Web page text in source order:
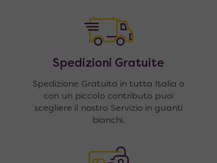
Spedizioni Gratuite
Spedizione Gratuita in tutta Italia o
con un piccolo contributo puoi
scegliere il nostro Servizio in guanti
bianchi.